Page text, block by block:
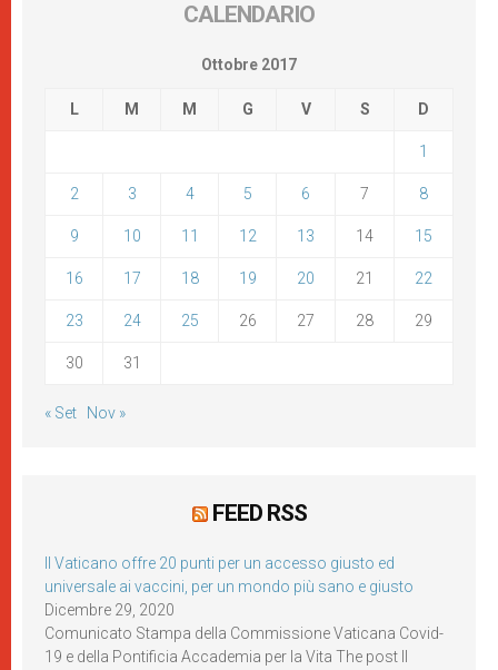
CALENDARIO
Ottobre 2017
L M M G V S D
1
2 3 4 5 6 7 8
9 10 11 12 13 14 15
16 17 18 19 20 21 22
23 24 25 26 27 28 29
30 31
« Set Nov »
FEED RSS
Il Vaticano offre 20 punti per un accesso giusto ed
universale ai vaccini, per un mondo più sano e giusto
Dicembre 29, 2020
Comunicato Stampa della Commissione Vaticana Covid-
19 e della Pontificia Accademia per la Vita The post Il